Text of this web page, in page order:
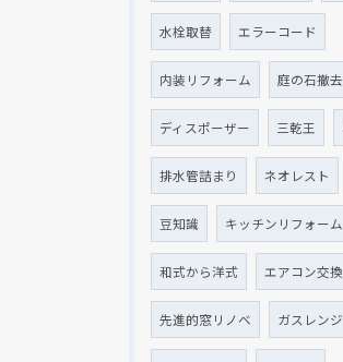
水栓取替 エラーコード
内装リフォーム 庭の石撤去
ディスポーザー 三乾王
排水管詰まり ネオレスト
豆知識 キッチンリフォーム
和式から洋式 エアコン交換
先進的窓リノベ ガスレンジ